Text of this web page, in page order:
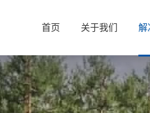
首页 关于我们 解